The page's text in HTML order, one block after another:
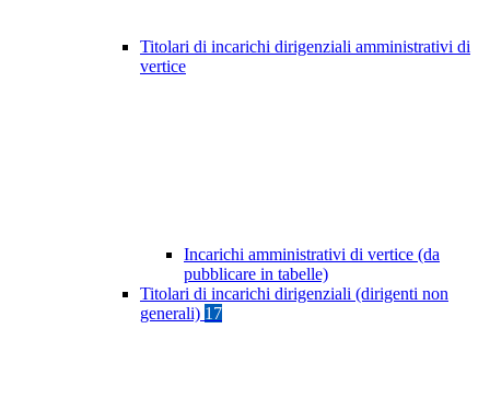
Titolari di incarichi dirigenziali amministrativi di
vertice
Incarichi amministrativi di vertice (da
pubblicare in tabelle)
Titolari di incarichi dirigenziali (dirigenti non
generali) 17